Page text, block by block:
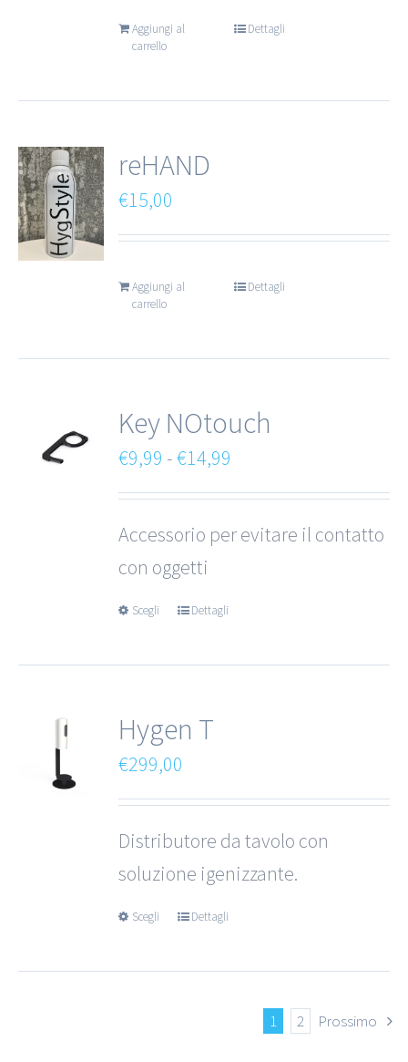
Aggiungi al
carrello
Dettagli
reHAND
€15,00
Aggiungi al
carrello
Dettagli
Key NOtouch
€9,99 -€14,99
di
prezzo:
Accessorio per evitare il contatto
con oggetti
Scegli Dettagli
Hygen T
€299,00
Distributore da tavolo con
soluzione igenizzante.
Scegli Dettagli
1 2 Prossimo